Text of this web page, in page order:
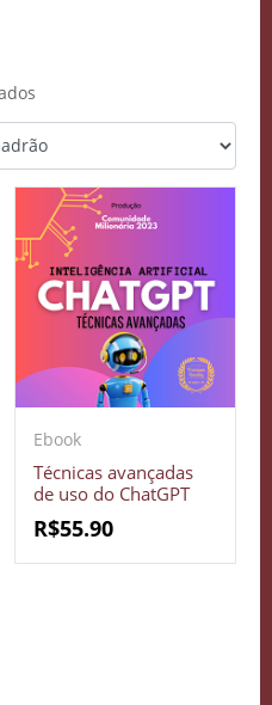
Ebook
Técnicas avançadas
de uso do ChatGPT
R$55.90